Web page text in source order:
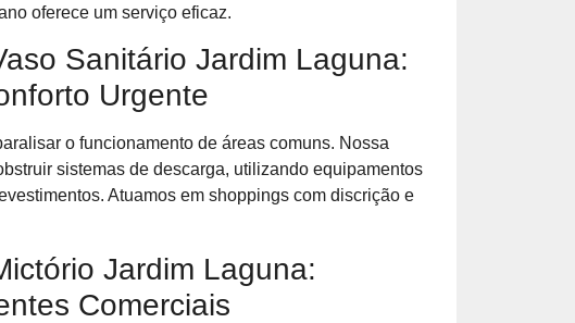
oferece um serviço eficaz.
Sanitário Jardim Laguna:
Urgente
o funcionamento de áreas comuns. Nossa
sistemas de descarga, utilizando equipamentos
Atuamos em shoppings com discrição e
Jardim Laguna:
Comerciais